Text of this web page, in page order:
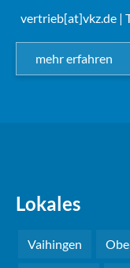
vertrieb[at]vkz.de |
mehr erfahren
Lokales
Vaihingen